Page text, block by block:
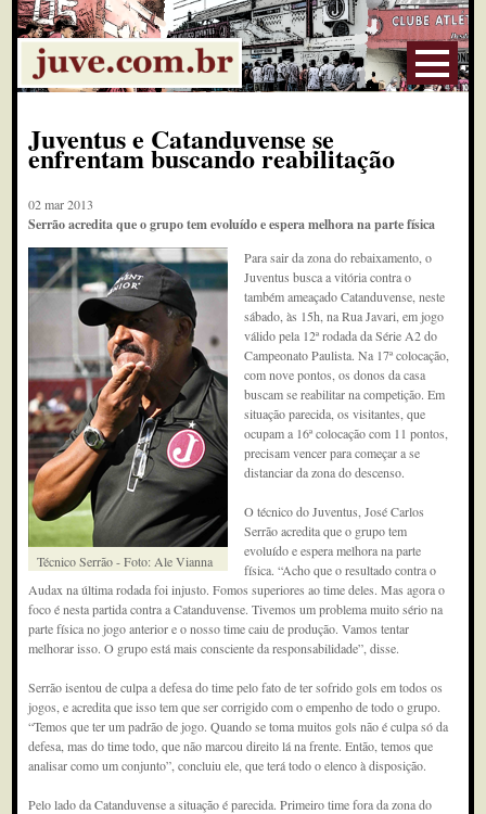
Juventus e Catanduvense se
enfrentam buscando reabilitação
02 mar 2013
Serrão acredita que o grupo tem evoluído e espera melhora na parte física
Técnico Serrão - Foto: Ale Vianna
Para sair da zona do rebaixamento, o
Juventus busca a vitória contra o
também ameaçado Catanduvense, neste
sábado, às 15h, na Rua Javari, em jogo
válido pela 12ª rodada da Série A2 do
Campeonato Paulista. Na 17ª colocação,
com nove pontos, os donos da casa
buscam se reabilitar na competição. Em
situação parecida, os visitantes, que
ocupam a 16ª colocação com 11 pontos,
precisam vencer para começar a se
distanciar da zona do descenso.
O técnico do Juventus, José Carlos
Serrão acredita que o grupo tem
evoluído e espera melhora na parte
física. “Acho que o resultado contra o
Audax na última rodada foi injusto. Fomos superiores ao time deles. Mas agora o
foco é nesta partida contra a Catanduvense. Tivemos um problema muito sério na
parte física no jogo anterior e o nosso time caiu de produção. Vamos tentar
melhorar isso. O grupo está mais consciente da responsabilidade”, disse.
Serrão isentou de culpa a defesa do time pelo fato de ter sofrido gols em todos os
jogos, e acredita que isso tem que ser corrigido com o empenho de todo o grupo.
“Temos que ter um padrão de jogo. Quando se toma muitos gols não é culpa só da
defesa, mas do time todo, que não marcou direito lá na frente. Então, temos que
analisar como um conjunto”, concluiu ele, que terá todo o elenco à disposição.
Pelo lado da Catanduvense a situação é parecida. Primeiro time fora da zona do